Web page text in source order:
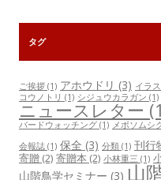
タグ
ご挨拶 (1) アホウドリ (3) イラ
コウノトリ (1) シジュウカラガン (1)
ニュースレター
バードウォッチング (1) メボソムシ
会報誌 (1) 保全 (3) 分類 (1) 刊行
寄贈 (2) 寄贈本 (2) 小林重三 (1)
山階鳥学セミナー (3) 山